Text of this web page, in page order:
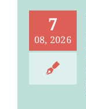
7
08, 2026